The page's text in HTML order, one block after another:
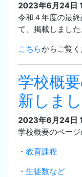
2023年6月24日
令和４年度の最
て、掲載しました
こちらからご覧く
学校概
新しまし
2023年6月24日
学校概要のページ
・ 教育課程
・ 生徒数など